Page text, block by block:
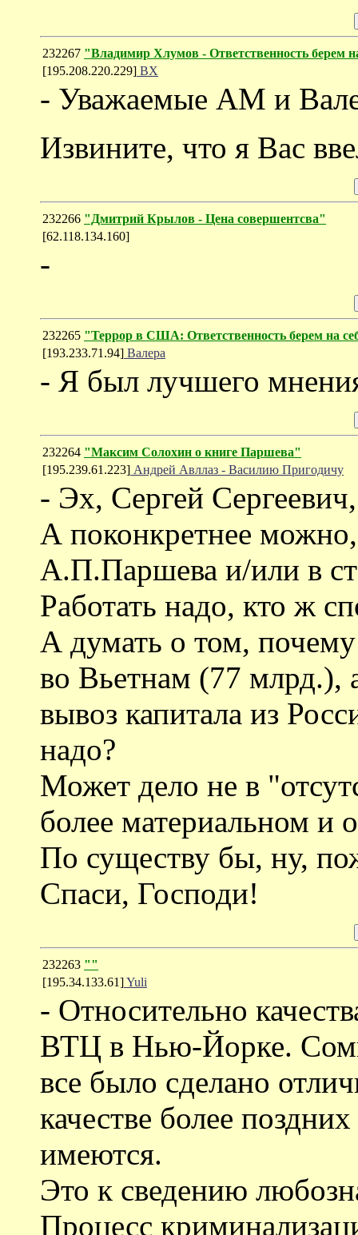
232267 "Владимир Хлумов - Ответственность берем
[195.208.220.229] ВХ
- Уважаемые АМ и
Извините, что я Вас
232266 "Дмитрий Крылов - Цена совершентсва"
[62.118.134.160]
-
232265 "Террор в США: Ответственность берем на
[193.233.71.94] Валера
- Я был лучшего
232264 "Максим Солохин о книге Паршева"
[195.239.61.223] Андрей Авллаз - Василию Пригодичу
- Эх, Сергей
А поконкретнее можно,
А.П.Паршева и/или в
Работать надо, кто ж
А думать о том,
во Вьетнам (77 млрд.),
вывоз капитала из
надо?
Может дело не в
более материальном и
По существу бы, ну,
Спаси, Господи!
232263 ""
[195.34.133.61]Yuli
- Относительно
ВТЦ в Нью-Йорке.
все было сделано
качестве более
имеются.
Это к сведению
Процесс